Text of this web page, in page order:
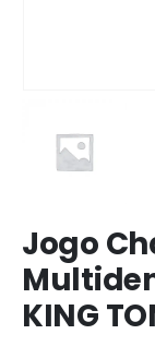
Jogo
KING